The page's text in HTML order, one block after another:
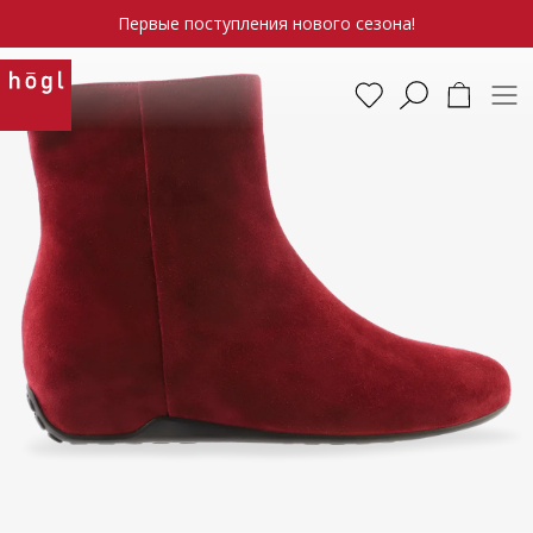
Первые поступления нового сезона!